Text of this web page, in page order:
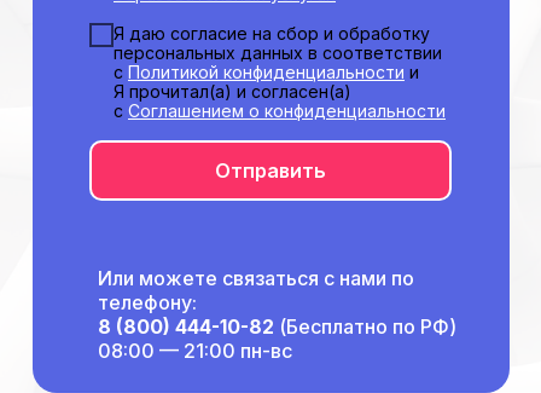
Я даю согласие на сбор и обработку
персональных данных в соответствии
с Политикой конфиденциальности и
Я прочитал(а) и согласен(а)
с Соглашением о конфиденциальности
Отправить
Или можете связаться с нами по
телефону:
8 (800) 444-10-82 (Бесплатно по РФ)
08:00 — 21:00 пн-вс
Общество с Ограниченной Ответственностью
«Международный Центр Медицинского
и Фармацевтического Образования»